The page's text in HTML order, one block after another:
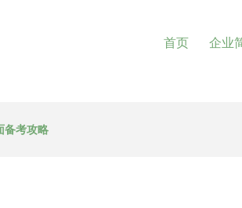
首页 企业
备考攻略